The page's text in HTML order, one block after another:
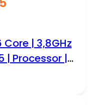
Core | 3,8GHz
| Processor |